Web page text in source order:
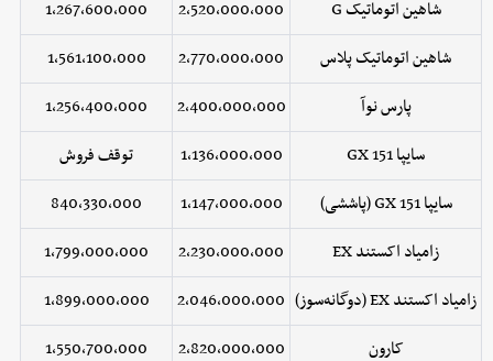
شاهین اتوماتیک G
2,520,000,000
1,267,600,000
شاهین اتوماتیک پلاس
2,770,000,000
1,561,100,000
پارس نوآ
2,400,000,000
1,256,400,000
سایپا 151 GX
1,136,000,000
توقف فروش
سایپا 151 GX (پاششی)
1,147,000,000
840,330,000
زامیاد اکستند EX
2,230,000,000
1,799,000,000
زامیاد اکستند EX (دوگانه‌سوز)
2,046,000,000
1,899,000,000
کارون
2,820,000,000
1,550,700,000